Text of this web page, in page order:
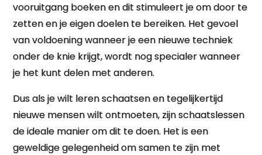
vooruitgang boeken en dit stimuleert je om door te
zetten en je eigen doelen te bereiken. Het gevoel
van voldoening wanneer je een nieuwe techniek
onder de knie krijgt, wordt nog specialer wanneer
je het kunt delen met anderen.
Dus als je wilt leren schaatsen en tegelijkertijd
nieuwe mensen wilt ontmoeten, zijn schaatslessen
de ideale manier om dit te doen. Het is een
geweldige gelegenheid om samen te zijn met